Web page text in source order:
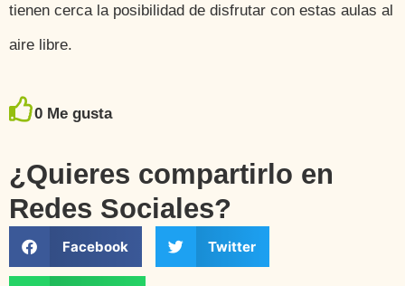
tienen cerca la posibilidad de disfrutar con estas aulas al
aire libre.
0 Me gusta
¿Quieres compartirlo en
Redes Sociales?
Facebook Twitter